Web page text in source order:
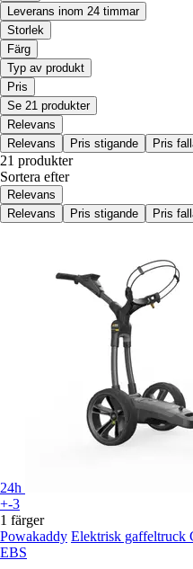
Leverans inom 24 timmar
Storlek
Färg
Typ av produkt
Pris
Se 21 produkter
Relevans
Relevans
Pris stigande Pris
21 produkter
Sortera efter
Relevans
Relevans
Pris stigande Pris
24h
+-3
1 färger
Powakaddy Elektrisk gaffeltruck
EBS